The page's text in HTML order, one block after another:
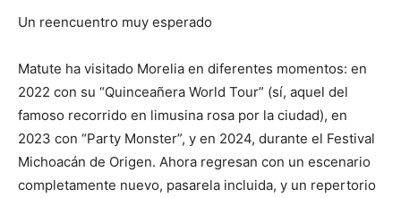
Un reencuentro muy esperado
Matute ha visitado Morelia en diferentes momentos: en
2022 con su “Quinceañera World Tour” (sí, aquel del
famoso recorrido en limusina rosa por la ciudad), en
2023 con “Party Monster”, y en 2024, durante el Festival
Michoacán de Origen. Ahora regresan con un escenario
completamente nuevo, pasarela incluida, y un repertorio